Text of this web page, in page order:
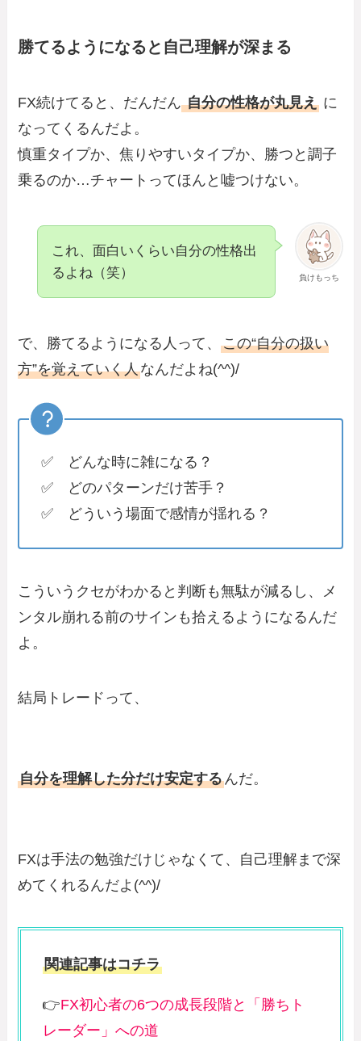
勝てるようになると自己理解が深まる
FX続けてると、だんだん 自分の性格が丸見え に
なってくるんだよ。
慎重タイプか、焦りやすいタイプか、勝つと調子
乗るのか…チャートってほんと嘘つけない。
負けもっち
これ、面白いくらい自分の性格出
るよね（笑）
で、勝てるようになる人って、この“自分の扱い
方”を覚えていく人なんだよね(^^)/
✅ どんな時に雑になる？
✅ どのパターンだけ苦手？
✅ どういう場面で感情が揺れる？
こういうクセがわかると判断も無駄が減るし、メ
ンタル崩れる前のサインも拾えるようになるんだ
よ。
結局トレードって、
自分を理解した分だけ安定するんだ。
FXは手法の勉強だけじゃなくて、自己理解まで深
めてくれるんだよ(^^)/
関連記事はコチラ
👉FX初心者の6つの成長段階と「勝ちト
レーダー」への道